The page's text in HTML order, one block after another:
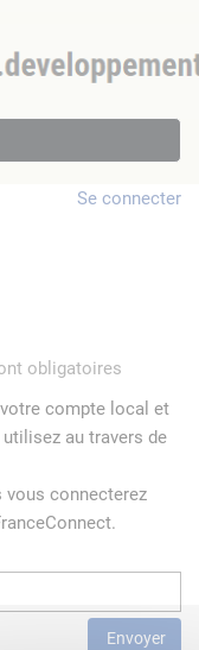
Se connecter
obligatoires
compte local et
au travers de
vous connecterez
Envoyer